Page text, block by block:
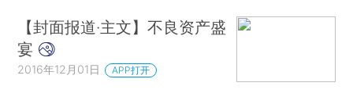
【封面报道·主文】不良资产盛
宴
2016年12月01日 APP打开